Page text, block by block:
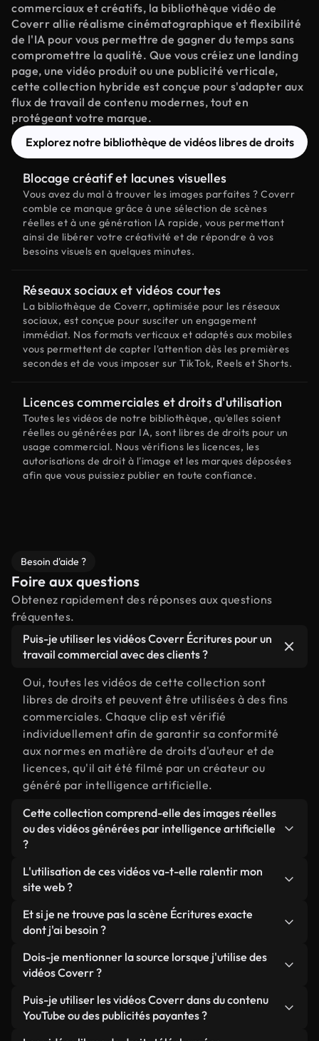
commerciaux et créatifs, la bibliothèque vidéo de
Coverr allie réalisme cinématographique et flexibilité
de l'IA pour vous permettre de gagner du temps sans
compromettre la qualité. Que vous créiez une landing
page, une vidéo produit ou une publicité verticale,
cette collection hybride est conçue pour s'adapter aux
flux de travail de contenu modernes, tout en
protégeant votre marque.
Explorez notre bibliothèque de vidéos libres de droits
Blocage créatif et lacunes visuelles
Vous avez du mal à trouver les images parfaites ? Coverr
comble ce manque grâce à une sélection de scènes
réelles et à une génération IA rapide, vous permettant
ainsi de libérer votre créativité et de répondre à vos
besoins visuels en quelques minutes.
Réseaux sociaux et vidéos courtes
La bibliothèque de Coverr, optimisée pour les réseaux
sociaux, est conçue pour susciter un engagement
immédiat. Nos formats verticaux et adaptés aux mobiles
vous permettent de capter l'attention dès les premières
secondes et de vous imposer sur TikTok, Reels et Shorts.
Licences commerciales et droits d'utilisation
Toutes les vidéos de notre bibliothèque, qu'elles soient
réelles ou générées par IA, sont libres de droits pour un
usage commercial. Nous vérifions les licences, les
autorisations de droit à l'image et les marques déposées
afin que vous puissiez publier en toute confiance.
Besoin d'aide ?
Foire aux questions
Obtenez rapidement des réponses aux questions
fréquentes.
Puis-je utiliser les vidéos Coverr Écritures pour un
travail commercial avec des clients ?
Oui, toutes les vidéos de cette collection sont
libres de droits et peuvent être utilisées à des fins
commerciales. Chaque clip est vérifié
individuellement afin de garantir sa conformité
aux normes en matière de droits d'auteur et de
licences, qu'il ait été filmé par un créateur ou
généré par intelligence artificielle.
Cette collection comprend-elle des images réelles
ou des vidéos générées par intelligence artificielle
?
Les deux. Il s'agit d'une bibliothèque hybride
composée de véritables images filmées par des
générées par IA. Chaque vidéo est clairement
identifiée afin que vous sachiez toujours ce que
vous utilisez.
L'utilisation de ces vidéos va-t-elle ralentir mon
site web ?
Sauf si vous choisissez nos versions optimisées.
Nous proposons des formats légers, prêts pour le
ils conservent une qualité élevée tout en
minimisant les temps de chargement et en
améliorant des indicateurs comme le LCP.
Et si je ne trouve pas la scène Écritures exacte
dont j'ai besoin ?
Vous pouvez en créer une instantanément avec
Coverr AI Studio. Il vous suffit de décrire la scène,
Studio générera en quelques secondes une vidéo
personnalisée conforme à nos normes de licence.
Dois-je mentionner la source lorsque j'utilise des
vidéos Coverr ?
Aucune attribution n'est requise. Toutes les vidéos
de notre bibliothèque sont libres de droits et
Puis-je utiliser les vidéos Coverr dans du contenu
YouTube ou des publicités payantes ?
Oui. Toutes les séquences vidéo de Coverr peuvent